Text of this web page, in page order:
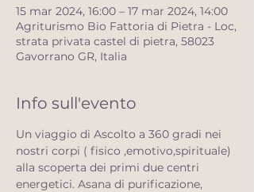
15 mar 2024, 16:00 – 17 mar 2024, 14:00
Agriturismo Bio Fattoria di Pietra - Loc,
strata privata castel di pietra, 58023
Gavorrano GR, Italia
Info sull'evento
Un viaggio di Ascolto a 360 gradi nei
nostri corpi ( fisico ,emotivo,spirituale)
alla scoperta dei primi due centri
energetici. Asana di purificazione,